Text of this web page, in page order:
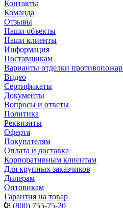
Контакты
Команда
Отзывы
Наши объекты
Наши клиенты
Информация
Поставщикам
Варианты отделки
Видео
Сертификаты
Документы
Вопросы и ответы
Политика
Реквизиты
Оферта
Покупателям
Оплата и доставка
Корпоративным клиентам
Для крупных заказчиков
Дилерам
Оптовикам
Гарантия на товар
8 (800) 755-75-20